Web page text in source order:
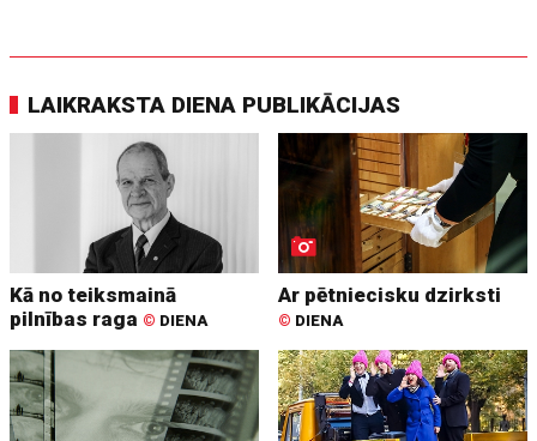
LAIKRAKSTA DIENA PUBLIKĀCIJAS
Kā no teiksmainā
pilnības raga © DIENA
Ar pētniecisku dzirksti
© DIENA